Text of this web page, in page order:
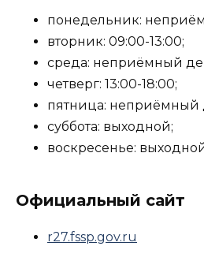
понедельник:
вторник: 09:00-13:00;
среда: неприёмный
четверг: 13:00-18:00;
пятница: неприёмный
суббота: выходной;
воскресенье:
Официальный сайт
r27.fssp.gov.ru